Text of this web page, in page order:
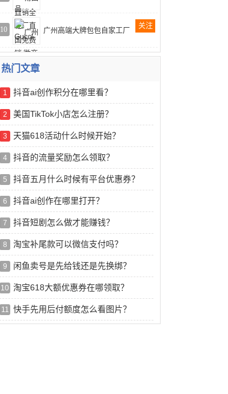
10 广州高端大牌包包自家工厂
关注
热门文章
1 抖音ai创作积分在哪里看？
2 美国TikTok小店怎么注册？
3 天猫618活动什么时候开始？
4 抖音的流量奖励怎么领取？
5 抖音五月什么时候有平台优惠券？
6 抖音ai创作在哪里打开？
7 抖音短剧怎么做才能赚钱？
8 淘宝补尾款可以微信支付吗？
9 闲鱼卖号是先给钱还是先换绑？
10 淘宝618大额优惠券在哪领取？
11 快手先用后付额度怎么看图片？